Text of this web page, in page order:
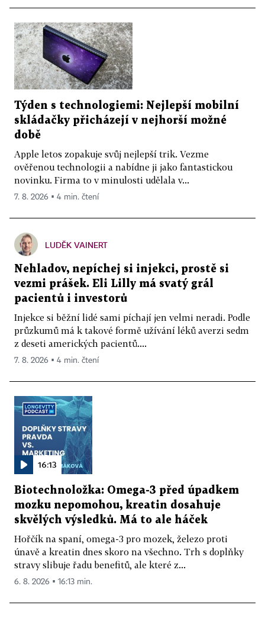
Týden s technologiemi: Nejlepší mobilní
skládačky přicházejí v nejhorší možné
době
Apple letos zopakuje svůj nejlepší trik. Vezme
ověřenou technologii a nabídne ji jako fantastickou
novinku. Firma to v minulosti udělala v...
7. 8. 2026 ▪ 4 min. čtení
LUDĚK VAINERT
Nehladov, nepíchej si injekci, prostě si
vezmi prášek. Eli Lilly má svatý grál
pacientů i investorů
Injekce si běžní lidé sami píchají jen velmi neradi. Podle
průzkumů má k takové formě užívání léků averzi sedm
z deseti amerických pacientů....
7. 8. 2026 ▪ 4 min. čtení
16:13
Biotechnoložka: Omega-3 před úpadkem
mozku nepomohou, kreatin dosahuje
skvělých výsledků. Má to ale háček
Hořčík na spaní, omega-3 pro mozek, železo proti
únavě a kreatin dnes skoro na všechno. Trh s doplňky
stravy slibuje řadu benefitů, ale které z...
6. 8. 2026 ▪ 16:13 min.